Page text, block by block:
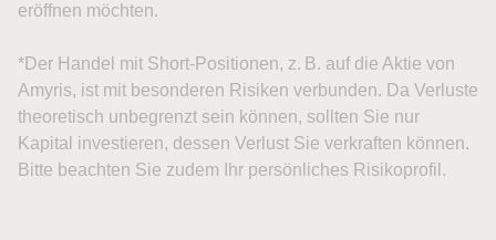
eröffnen möchten.
*Der Handel mit Short-Positionen, z. B. auf die Aktie von
Amyris, ist mit besonderen Risiken verbunden. Da Verluste
theoretisch unbegrenzt sein können, sollten Sie nur
Kapital investieren, dessen Verlust Sie verkraften können.
Bitte beachten Sie zudem Ihr persönliches Risikoprofil.